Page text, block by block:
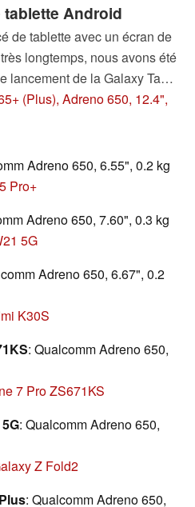
Android
de tablette avec un écran de
longtemps, nous avons été
lancement de la Galaxy Tab
haut de gamme. Lisez notre
tablette nous réserve
(Plus), Adreno 650, 12.4",
Adreno 650, 6.55", 0.2 kg
Pro+
Adreno 650, 7.60", 0.3 kg
5G
Adreno 650, 6.67", 0.2
K30S
: Qualcomm Adreno 650,
7 Pro ZS671KS
: Qualcomm Adreno 650,
Z Fold2
: Qualcomm Adreno 650,